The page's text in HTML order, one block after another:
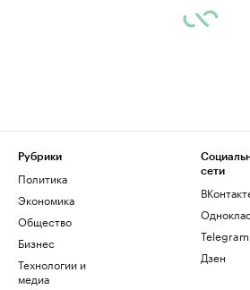
Рубрики
Политика
Экономика
Общество
Бизнес
Технологии и
медиа
сети
Telegram
Дзен